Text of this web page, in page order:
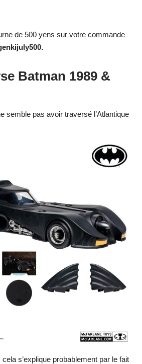
de 500 yens sur votre commande
Batman 1989 &
semble pas avoir traversé l’Atlantique
s’explique probablement par le fait